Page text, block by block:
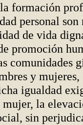
formación
personal son
de vida
promoción
comunidades
y
igualdad
la
sin